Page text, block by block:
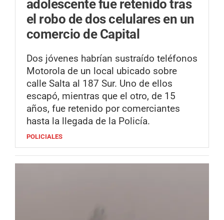
adolescente fue retenido tras
el robo de dos celulares en un
comercio de Capital
Dos jóvenes habrían sustraído teléfonos
Motorola de un local ubicado sobre
calle Salta al 187 Sur. Uno de ellos
escapó, mientras que el otro, de 15
años, fue retenido por comerciantes
hasta la llegada de la Policía.
POLICIALES